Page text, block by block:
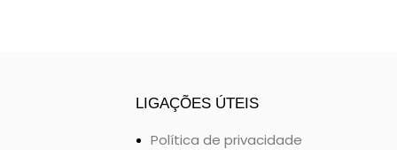
LIGAÇÕES ÚTEIS
Política de privacidade